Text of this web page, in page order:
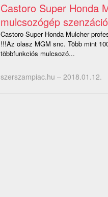
Castoro Super Honda
mulcsozógép
Castoro Super Honda Mulcher
!!!Az olasz MGM snc. Több mint
többfunkciós mulcsozó...
szerszampiac.hu – 2018.01.12.